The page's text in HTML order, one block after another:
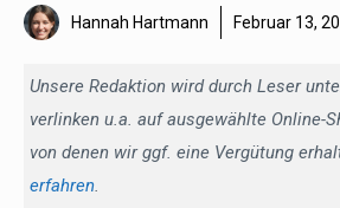
Hannah Hartmann Februar 13,
Unsere Redaktion wird durch Leser
verlinken u.a. auf ausgewählte Online-
von denen wir ggf. eine Vergütung
erfahren.